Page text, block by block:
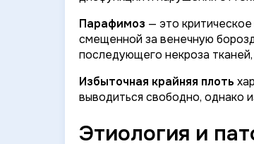
Парафимоз — это
смещенной за венечную
последующего некроза
Избыточная крайняя плоть
выводиться свободно, однако
Этиология и